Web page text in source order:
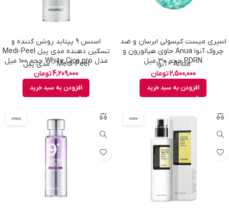
اسپری میست کپسولی ابرسان و ضد
چروک آنوا Anua حاوی هیالورون و
PDRN حجم 30 میلAnua - آنوا
2,500,000تومان
افزودن به سبد خرید
اسنس 9 پپتاید روشن کننده و
تسکین دهنده مدی پیل Medi-Peel
مدل White Cica pro حجم 100 میل
Medi-Peel - مدی پیل
4,209,000تومان
افزودن به سبد خرید